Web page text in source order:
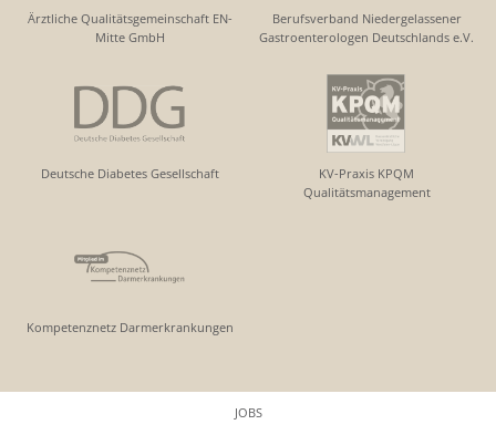
Ärztliche Qualitätsgemeinschaft EN-
Mitte GmbH
Berufsverband Niedergelassener
Gastroenterologen Deutschlands e.V.
Deutsche Diabetes Gesellschaft
KV-Praxis KPQM
Qualitätsmanagement
Kompetenznetz Darmerkrankungen
JOBS